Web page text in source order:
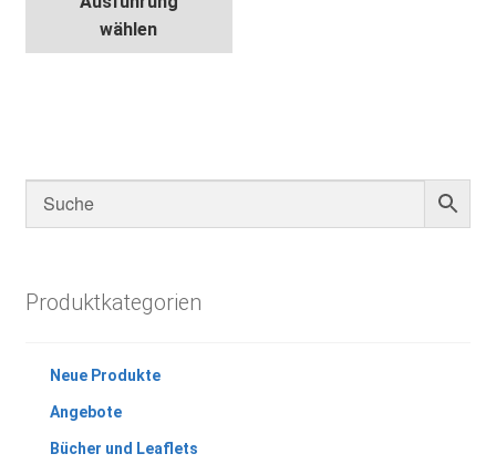
wählen
Optionen
Produktkategorien
Neue Produkte
Angebote
Bücher und Leaflets